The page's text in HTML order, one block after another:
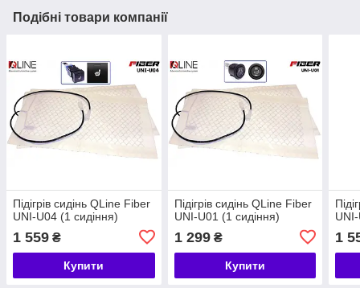
Подібні товари компанії
Підігрів сидінь QLine Fiber
UNI-U04 (1 сидіння)
1 559 ₴
Купити
Підігрів сидінь QLine Fiber
UNI-U01 (1 сидіння)
1 299₴
Купити
1